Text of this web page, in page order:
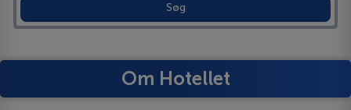
Søg
Om Hotellet